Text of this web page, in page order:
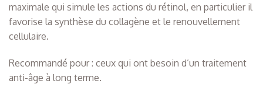
maximale qui simule les actions du rétinol, en particulier il
favorise la synthèse du collagène et le renouvellement
cellulaire.
Recommandé pour : ceux qui ont besoin d’un traitement
anti-âge à long terme.